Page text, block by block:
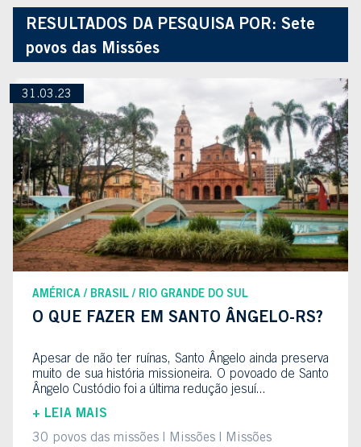
RESULTADOS DA PESQUISA POR: Sete
povos das Missões
31.03.23
AMÉRICA BRASIL RIO GRANDE DO SUL
O QUE FAZER EM SANTO ÂNGELO-RS?
Apesar de não ter ruínas, Santo Ângelo ainda preserva
muito de sua história missioneira. O povoado de Santo
Ângelo Custódio foi a última redução jesuí...
+ LEIA MAIS
30 povos das missões
Missões
Missões